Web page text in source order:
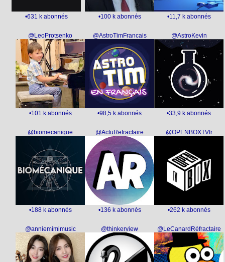
•11,7 k abonnés
•100 k abonnés
•631 k abonnés
@AstroKevin
•33,9 k abonnés
@AstroTimFrancais
•98,5 k abonnés
@LeoProtsenko
•101 k abonnés
@OPENBOXTVfr
•262 k abonnés
@ActuRefractaire
•136 k abonnés
@biomecanique
•188 k abonnés
@LeCanardRéfractaire
@thinkerview
@anniemimimusic